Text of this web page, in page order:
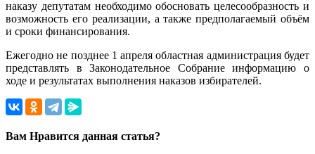
наказу депутатам необходимо обосновать целесообразность и
возможность его реализации, а также предполагаемый объём
и сроки финансирования.
Ежегодно не позднее 1 апреля областная администрация будет
представлять в Законодательное Собрание информацию о
ходе и результатах выполнения наказов избирателей.
Вам Нравится данная статья?